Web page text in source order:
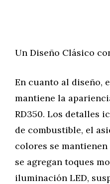
Un Diseño Clásico
En cuanto al diseño,
mantiene la
RD350. Los detalles
de combustible, el
colores se
se agregan toques
iluminación LED,